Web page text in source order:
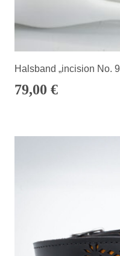
Halsband „incision No.
79,00 €